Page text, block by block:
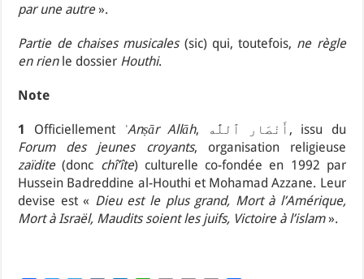
par une autre».
Partie de chaises musicales(sic) qui, toutefois, ne règle
en rienle dossier Houthi.
Note
1 Officiellement ʾAnṣār Allāh
, أَنْصَار ٱللَّٰه, issu du
Forum des jeunes croyants, organisation religieuse
zaïdite(donc chî’îte) culturelle co-fondée en 1992 par
Hussein Badreddine al-Houthi et Mohamad Azzane. Leur
devise est « Dieu est le plus grand, Mort à l’Amérique,
Mort à Israël, Maudits soient les juifs, Victoire à l’islam».